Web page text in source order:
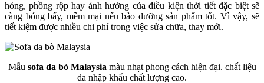
hỏng, phồng rộp hay ảnh hưởng của điều kiện thời tiết đặc biệt sẽ
càng bóng bẩy, mềm mại nếu bảo dưỡng sản phẩm tốt. Vì vậy, sẽ
tiết kiệm được nhiều chi phí trong việc sửa chữa, thay mới.
Mẫu sofa da bò Malaysia màu nhạt phong cách hiện đại. chất liệu
da nhập khẩu chất lượng cao.